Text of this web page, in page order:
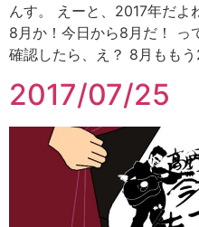
んす。 えーと、2017年だ
8月か！今日から8月だ！ っ
確認したら、え？ 8月もも
2017/07/25